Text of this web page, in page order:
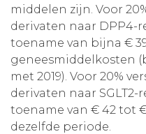
middelen zijn. Voor
derivaten naar DPP4-
toename van bijna €
geneesmiddelkosten
met 2019). Voor 20%
derivaten naar SGLT2-
toename van € 42 tot
dezelfde periode.